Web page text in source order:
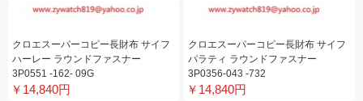
クロエスーパーコピー長財布 サイフ
ハーレー ラウンドファスナー
3P0551 -162- 09G
￥14,840円
クロエスーパーコピー長財布 サイフ
パラティ ラウンドファスナー
3P0356-043 -732
￥14,840円